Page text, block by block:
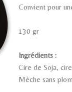
Convient pour
130 gr
Ingrédients :
Cire de Soja,
Mèche sans